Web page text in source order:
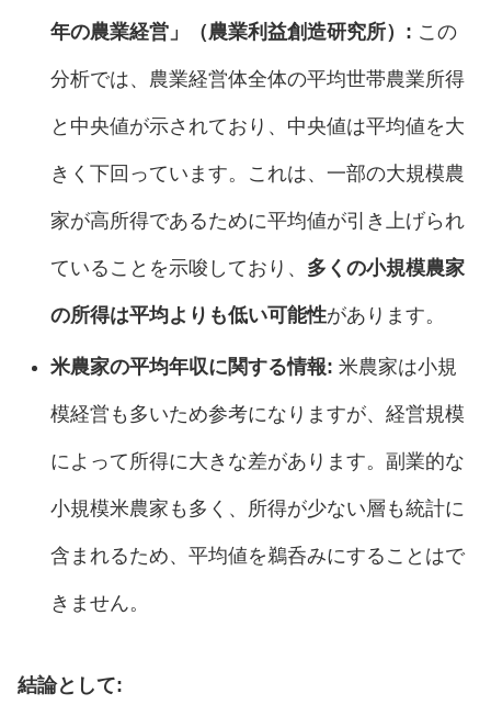
年の農業経営」（農業利益創造研究所）: この
分析では、農業経営体全体の平均世帯農業所得
と中央値が示されており、中央値は平均値を大
きく下回っています。これは、一部の大規模農
家が高所得であるために平均値が引き上げられ
ていることを示唆しており、 多くの小規模農家
の所得は平均よりも低い可能性があります。
米農家の平均年収に関する情報: 米農家は小規
模経営も多いため参考になりますが、経営規模
によって所得に大きな差があります。副業的な
小規模米農家も多く、所得が少ない層も統計に
含まれるため、平均値を鵜呑みにすることはで
きません。
結論として: